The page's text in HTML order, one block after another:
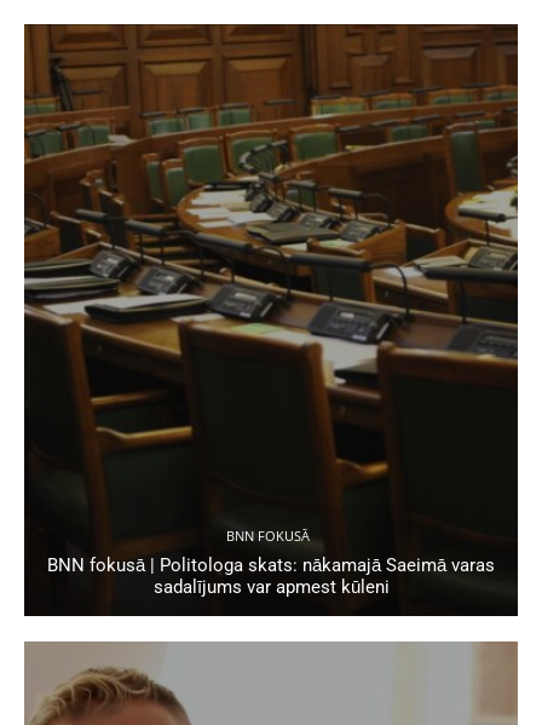
BNN FOKUSĀ
BNN fokusā | Politologa skats: nākamajā Saeimā varas
sadalījums var apmest kūleni